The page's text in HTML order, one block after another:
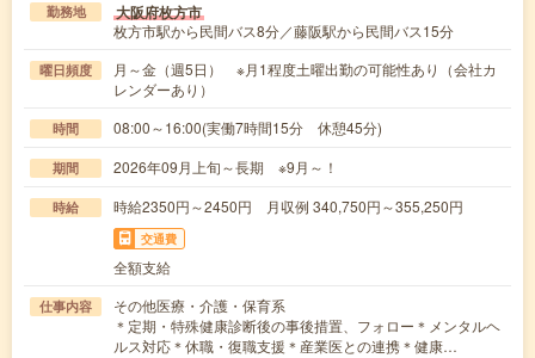
勤務地 大阪府枚方市
枚方市駅から民間バス8分／藤阪駅から民間バス15分
曜日頻度
月～金（週5日） ※月1程度土曜出勤の可能性あり（会社カ
レンダーあり）
時間 08:00～16:00(実働7時間15分 休憩45分)
期間 2026年09月上旬～長期 ※9月～！
時給 時給2350円～2450円 月収例 340,750円～355,250円
交通費
全額支給
仕事内容
その他医療・介護・保育系
＊定期・特殊健康診断後の事後措置、フォロー＊メンタルヘ
ルス対応＊休職・復職支援＊産業医との連携＊健康…